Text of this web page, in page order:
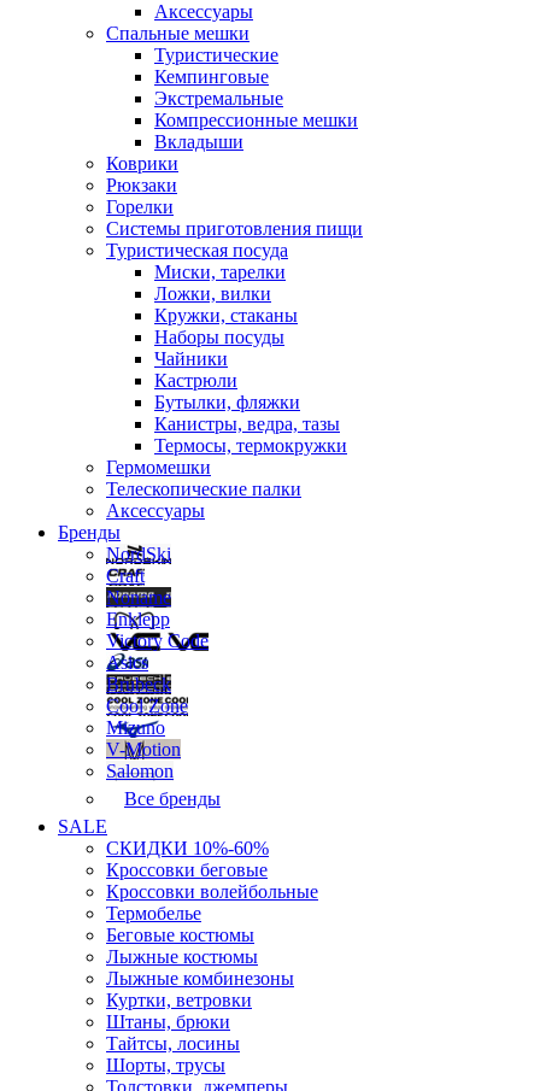
Аксессуары
Спальные мешки
Туристические
Кемпинговые
Экстремальные
Компрессионные мешки
Вкладыши
Коврики
Рюкзаки
Горелки
Системы приготовления пищи
Туристическая посуда
Миски, тарелки
Ложки, вилки
Кружки, стаканы
Наборы посуды
Чайники
Кастрюли
Бутылки, фляжки
Канистры, ведра, тазы
Термосы, термокружки
Гермомешки
Телескопические палки
Аксессуары
Бренды
NordSki
Craft
Noname
Enklepp
Victory Code
Asics
Brubeck
Cool Zone
Mizuno
V-Motion
Salomon
Все бренды
SALE
СКИДКИ 10%-60%
Кроссовки беговые
Кроссовки волейбольные
Термобелье
Беговые костюмы
Лыжные костюмы
Лыжные комбинезоны
Куртки, ветровки
Штаны, брюки
Тайтсы, лосины
Шорты, трусы
Толстовки, джемперы